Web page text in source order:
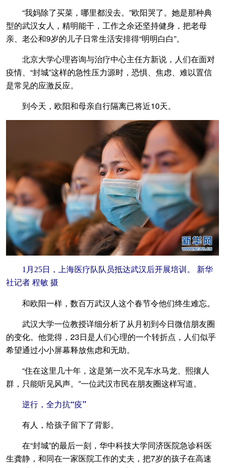
“我妈除了买菜，哪里都没去。”欧阳哭了。她是那种典
型的武汉女人，精明能干，工作之余还坚持健身，把老母
亲、老公和9岁的儿子日常生活安排得“明明白白”。
北京大学心理咨询与治疗中心主任方新说，人们在面对
疫情、“封城”这样的急性压力源时，恐惧、焦虑、难以置信
是常见的应激反应。
到今天，欧阳和母亲自行隔离已将近10天。
1月25日，上海医疗队队员抵达武汉后开展培训。 新华
社记者 程敏 摄
和欧阳一样，数百万武汉人这个春节令他们终生难忘。
武汉大学一位教授详细分析了从月初到今日微信朋友圈
的变化。他觉得，23日是人们心理的一个转折点，人们似乎
希望通过小小屏幕释放焦虑和无助。
“住在这里几十年，这是第一次不见车水马龙、熙攘人
群，只能听见风声。”一位武汉市民在朋友圈这样写道。
逆行，全力抗“疫”
有人，给孩子留下了背影。
在“封城”的最后一刻，华中科技大学同济医院急诊科医
生龚静，和同在一家医院工作的丈夫，把7岁的孩子在高速